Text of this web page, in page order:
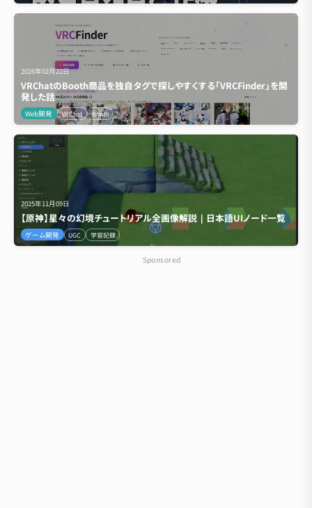
2026年02月22日
VRChatのBooth商品を独自タグで探しやすくする「VRCFinder」を開
発した話
Web開発 VRChat Booth
2025年11月09日
【原神】星々の幻境チュートリアル全画像解説｜日本語UIノード一覧
ゲーム開発 UGC 学習記録
Sponsored